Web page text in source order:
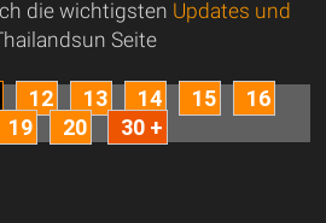
die wichtigsten Updates und
Seite
12 13 14 15
16
19 20 30 +